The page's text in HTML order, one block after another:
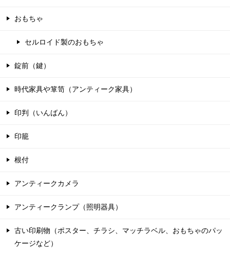
おもちゃ
セルロイド製のおもちゃ
錠前（鍵）
時代家具や箪笥（アンティーク家具）
印判（いんばん）
印籠
根付
アンティークカメラ
アンティークランプ（照明器具）
古い印刷物（ポスター、チラシ、マッチラベル、おもちゃのパッ
ケージなど）